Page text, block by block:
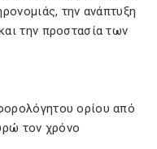
την ανάπτυξη
την προστασία των
ορίου από
τον χρόνο